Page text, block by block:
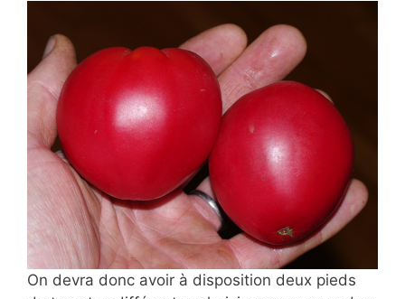
On devra donc avoir à disposition deux pieds